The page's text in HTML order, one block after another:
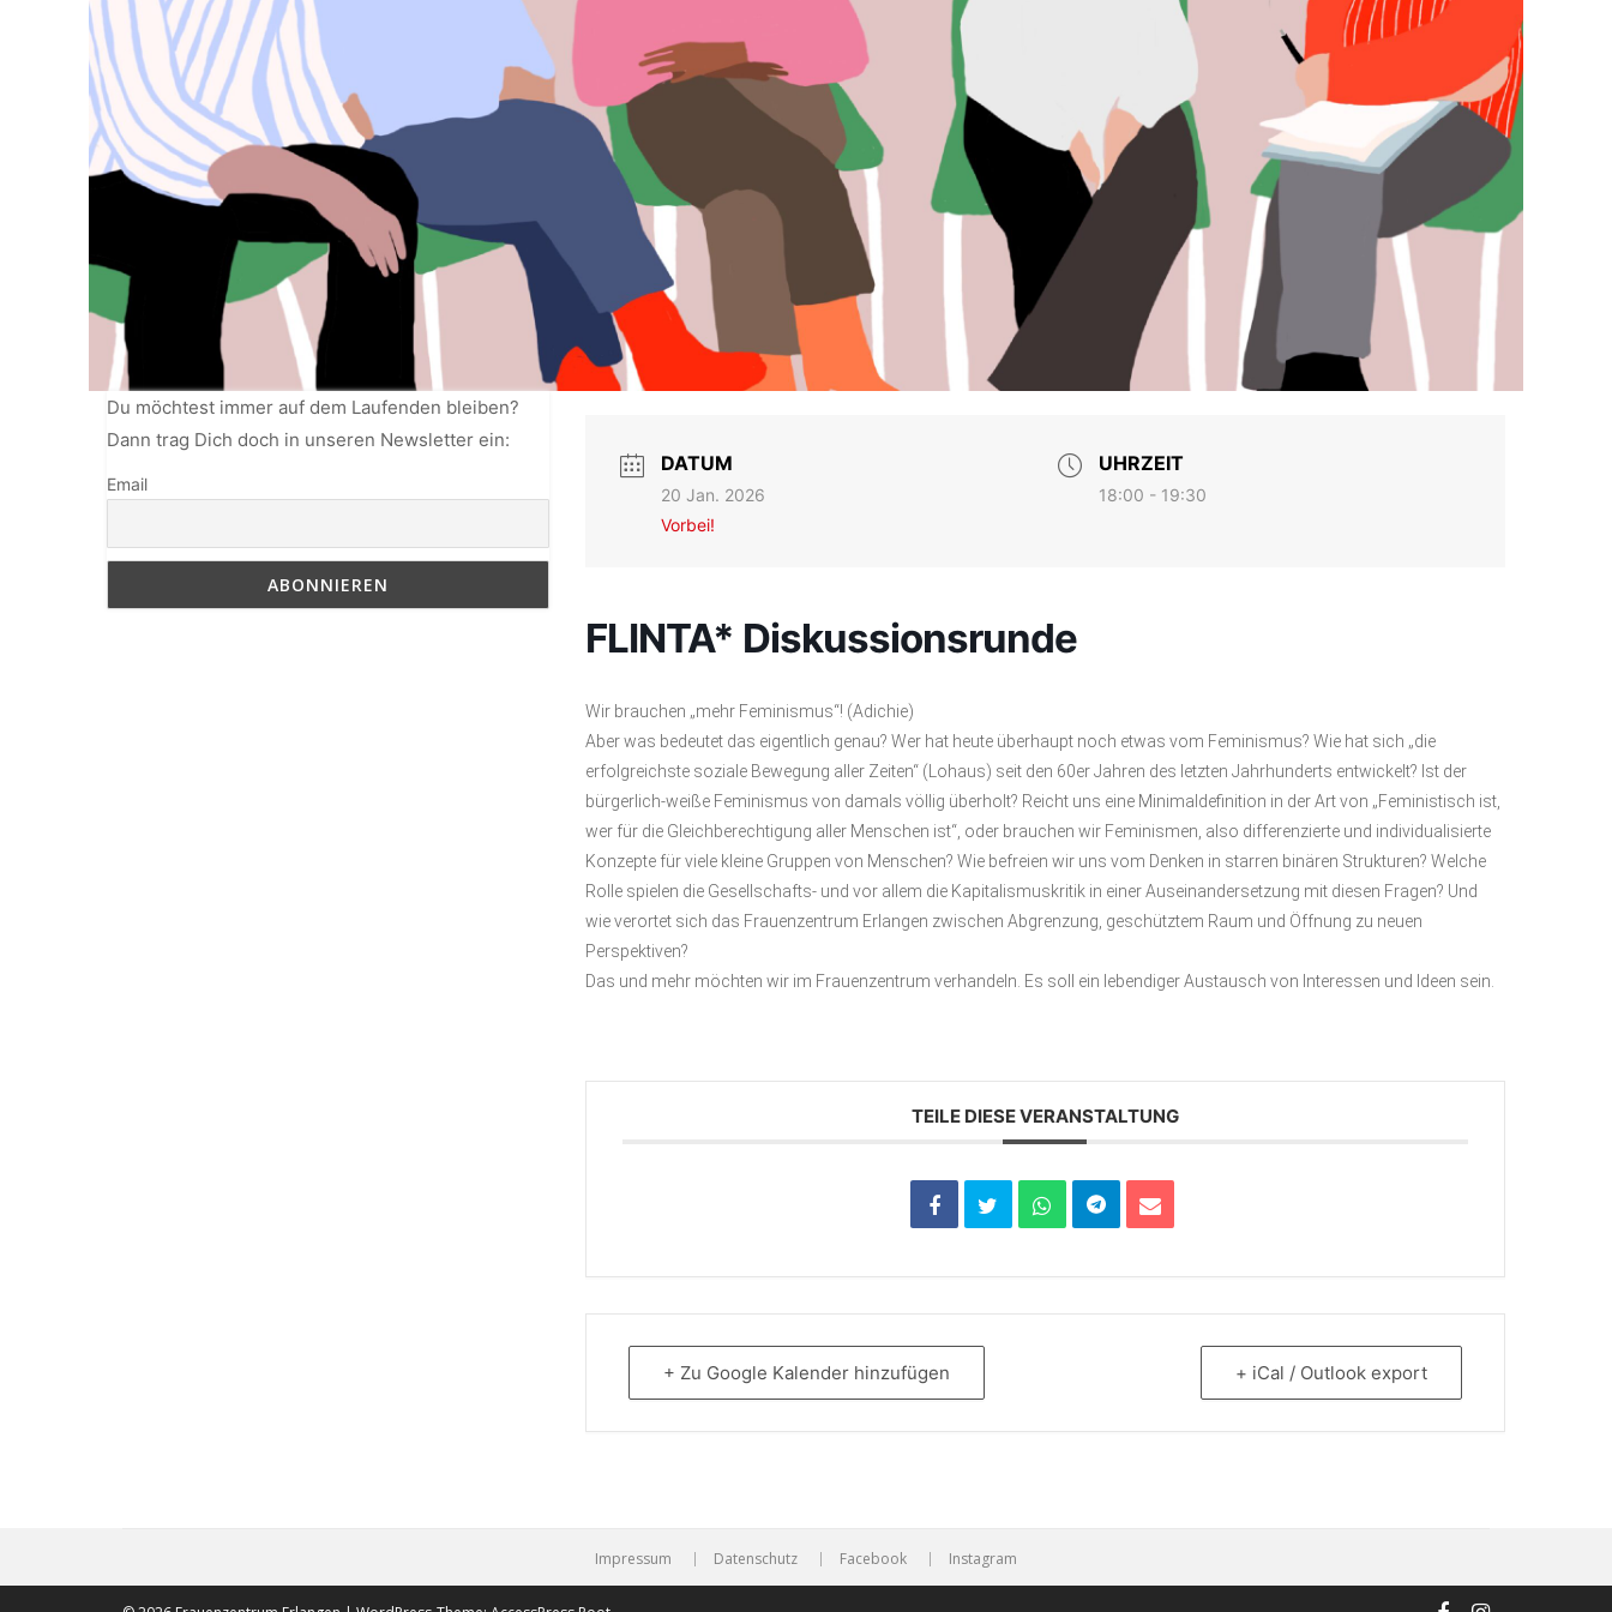
Du möchtest immer auf dem Laufenden bleiben?
Dann trag Dich doch in unseren Newsletter ein:
Email
DATUM
20 Jan. 2026
Vorbei!
UHRZEIT
18:00 - 19:30
FLINTA* Diskussionsrunde
Wir brauchen „mehr Feminismus“! (Adichie)
Aber was bedeutet das eigentlich genau? Wer hat heute überhaupt noch etwas vom Feminismus? Wie hat sich „die
erfolgreichste soziale Bewegung aller Zeiten“ (Lohaus) seit den 60er Jahren des letzten Jahrhunderts entwickelt? Ist der
bürgerlich-weiße Feminismus von damals völlig überholt? Reicht uns eine Minimaldefinition in der Art von „Feministisch ist,
wer für die Gleichberechtigung aller Menschen ist“, oder brauchen wir Feminismen, also differenzierte und individualisierte
Konzepte für viele kleine Gruppen von Menschen? Wie befreien wir uns vom Denken in starren binären Strukturen? Welche
Rolle spielen die Gesellschafts- und vor allem die Kapitalismuskritik in einer Auseinandersetzung mit diesen Fragen? Und
wie verortet sich das Frauenzentrum Erlangen zwischen Abgrenzung, geschütztem Raum und Öffnung zu neuen
Perspektiven?
Das und mehr möchten wir im Frauenzentrum verhandeln. Es soll ein lebendiger Austausch von Interessen und Ideen sein.
TEILE DIESE VERANSTALTUNG
+ Zu Google Kalender hinzufügen + iCal / Outlook export
Impressum Datenschutz Facebook Instagram